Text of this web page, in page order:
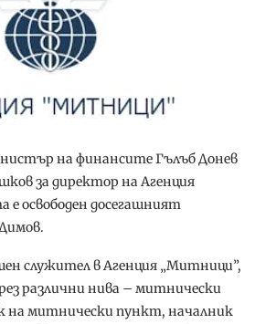
на финансите Гълъб Донев
за директор на Агенция
освободен досегашният
служител в Агенция „Митници”,
различни нива – митнически
на митнически пункт, началник